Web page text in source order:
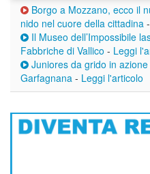
Borgo a Mozzano, ecco il
nido nel cuore della cittadina -
Il Museo dell’Impossibile
Fabbriche di Vallico - Leggi
Juniores da grido in
Garfagnana - Leggi l'articolo